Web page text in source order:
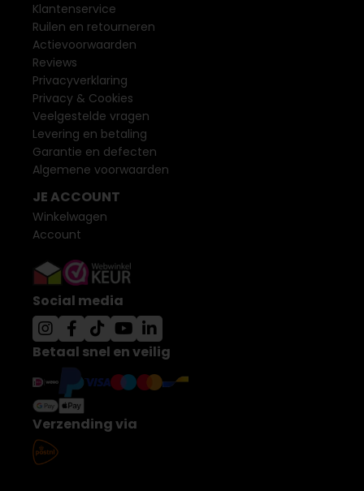
Klantenservice
Ruilen en retourneren
Actievoorwaarden
Reviews
Privacyverklaring
Privacy & Cookies
Veelgestelde vragen
Levering en betaling
Garantie en defecten
Algemene voorwaarden
JE ACCOUNT
Winkelwagen
Account
Social media
Betaal snel en veilig
Verzending via